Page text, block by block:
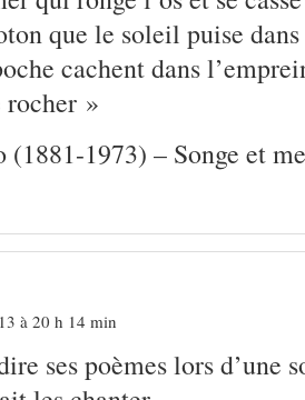
que le soleil puise
cachent dans
rocher »
(1881-1973) – Songe et
à 20 h 14 min
ses poèmes lors d’une